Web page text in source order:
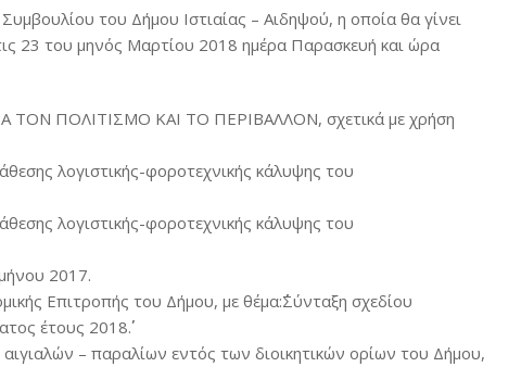
του Δήμου Ιστιαίας – Αιδηψού, η οποία θα γίνει
23 του μηνός Μαρτίου 2018 ημέρα Παρασκευή και ώρα
ΤΟΝ ΠΟΛΙΤΙΣΜΟ ΚΑΙ ΤΟ ΠΕΡΙΒΑΛΛΟΝ, σχετικά με χρήση
λογιστικής-φοροτεχνικής κάλυψης του
λογιστικής-φοροτεχνικής κάλυψης του
2017.
Επιτροπής του Δήμου, με θέμα:΄΄Σύνταξη σχεδίου
έτους 2018΄΄.
– παραλίων εντός των διοικητικών ορίων του Δήμου,